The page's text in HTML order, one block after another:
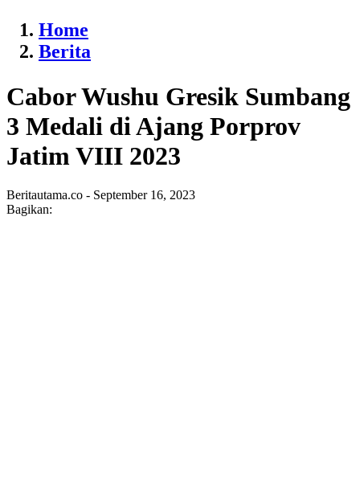
Home
Berita
Cabor Wushu Gresik Sumbang
3 Medali di Ajang Porprov
Jatim VIII 2023
Beritautama.co - September 16, 2023
Bagikan: